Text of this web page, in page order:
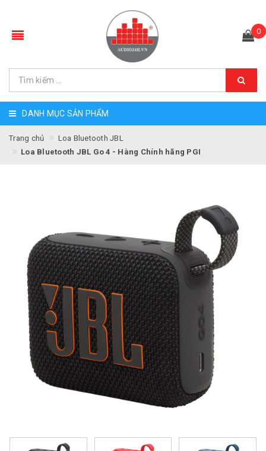
0
DANH MỤC SẢN PHẨM
Trang chủ
Loa Bluetooth JBL
Loa Bluetooth JBL Go 4 - Hàng Chính hãng PGI